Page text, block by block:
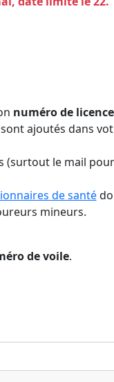
numéro de licence
ajoutés dans
(surtout le mail
de santé
mineurs.
de voile.